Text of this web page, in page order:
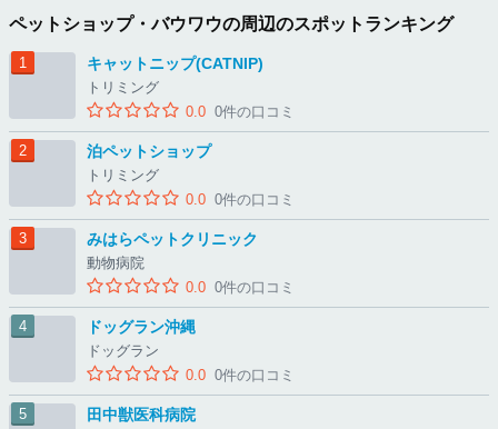
ペットショップ・バウワウの周辺のスポットランキング
キャットニップ(CATNIP)
トリミング
0.0 0件の口コミ
泊ペットショップ
トリミング
0.0 0件の口コミ
みはらペットクリニック
動物病院
0.0 0件の口コミ
ドッグラン沖縄
ドッグラン
0.0 0件の口コミ
田中獣医科病院